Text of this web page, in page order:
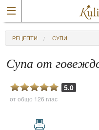
РЕЦЕПТИ СУПИ
Супа от
5.0
от общо 126 глас